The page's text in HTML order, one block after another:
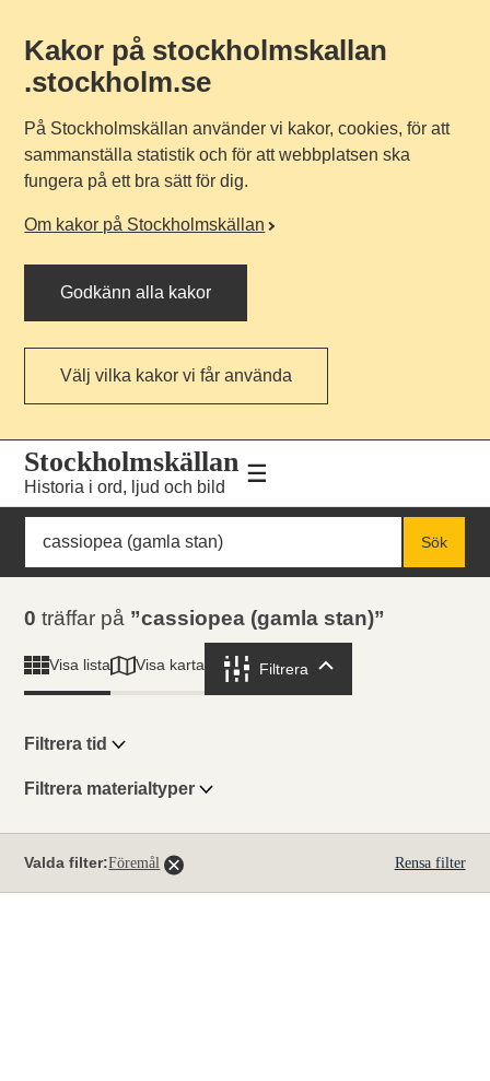
Kakor på stockholmskallan
.stockholm.se
På Stockholmskällan använder vi kakor, cookies, för att
sammanställa statistik och för att webbplatsen ska
fungera på ett bra sätt för dig.
Om kakor på Stockholmskällan
Godkänn alla kakor
Välj vilka kakor vi får använda
navigationen
huvudinnehållet
Stockholmskällan
Historia i ord, ljud och bild
Sök
Sök
Sökresultat
0 träffar på cassiopea (gamla stan)
Visa lista Visa karta Filtrera
Visningsläge
Filtrera tid
Filtrera materialtyper
träffar
Valda filter:Föremål Rensa filter